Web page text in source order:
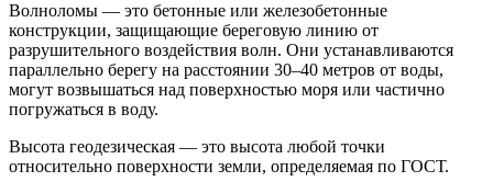
Волноломы — это бетонные или железобетонные
конструкции, защищающие береговую линию от
разрушительного воздействия волн. Они устанавливаются
параллельно берегу на расстоянии 30–40 метров от воды,
могут возвышаться над поверхностью моря или частично
погружаться в воду.
Высота геодезическая — это высота любой точки
относительно поверхности земли, определяемая по ГОСТ.